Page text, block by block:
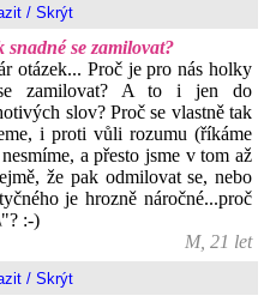
snadné se zamilovat?
otázek... Proč je pro nás holky
zamilovat? A to i jen do
slov? Proč se vlastně tak
i proti vůli rozumu (říkáme
a přesto jsme v tom až
že pak odmilovat se, nebo
je hrozně náročné...proč
:-)
M, 21 let